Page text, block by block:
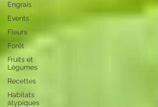
Engrais
Events
Fleurs
Forêt
Fruits et
Légumes
Recettes
Habitats
atypiques